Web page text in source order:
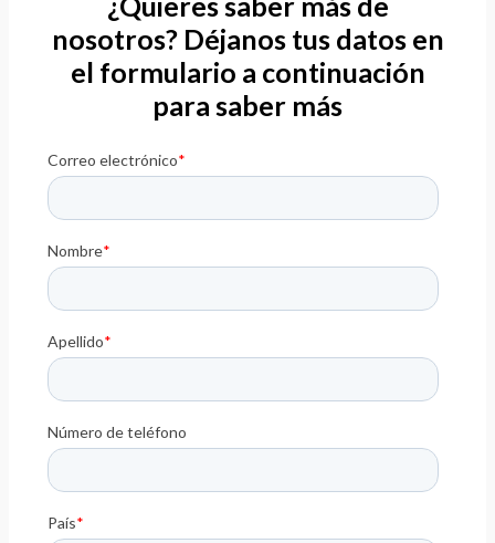
nosotros? Déjanos tus datos en
el formulario a continuación
para saber más